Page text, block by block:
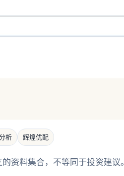
析 辉煌优配
资料集合，不等同于投资建议。